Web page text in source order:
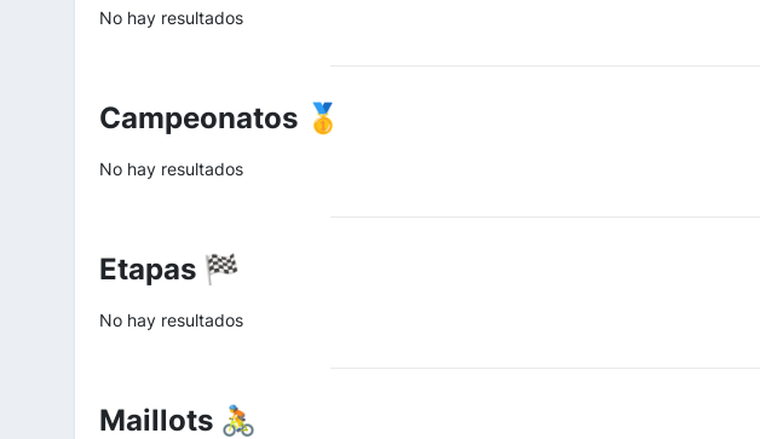
No hay resultados
Campeonatos 🥇
No hay resultados
Etapas 🏁
No hay resultados
Maillots 🚴